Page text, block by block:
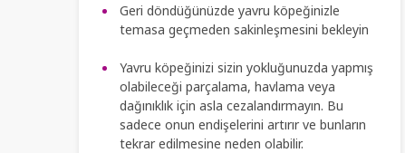
Geri döndüğünüzde yavru köpeğinizle
temasa geçmeden sakinleşmesini bekleyin
Yavru köpeğinizi sizin yokluğunuzda yapmış
olabileceği parçalama, havlama veya
dağınıklık için asla cezalandırmayın. Bu
sadece onun endişelerini artırır ve bunların
tekrar edilmesine neden olabilir.